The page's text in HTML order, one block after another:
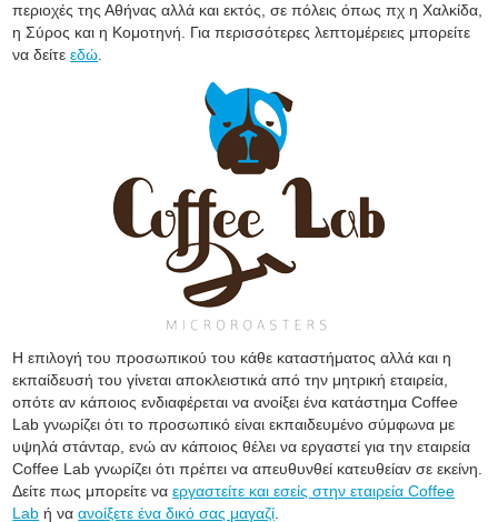
περιοχές της Αθήνας αλλά και εκτός, σε πόλεις όπως πχ η Χαλκίδα,
η Σύρος και η Κομοτηνή. Για περισσότερες λεπτομέρειες μπορείτε
να δείτεεδώ
Η επιλογή του προσωπικού του κάθε καταστήματος αλλά και η
εκπαίδευσή του γίνεται αποκλειστικά από την μητρική εταιρεία,
οπότε αν κάποιος ενδιαφέρεται να ανοίξει ένα κατάστημα Coffee
Lab γνωρίζει ότι το προσωπικό είναι εκπαιδευμένο σύμφωνα με
υψηλά στάνταρ, ενώ αν κάποιος θέλει να εργαστεί για την εταιρεία
Coffee Lab γνωρίζει ότι πρέπει να απευθυνθεί κατευθείαν σε εκείνη.
Δείτε πως μπορείτε ναεργαστείτε και εσείς στην εταιρεία Coffee
Lab ή ναανοίξετε ένα δικό σας μαγαζί